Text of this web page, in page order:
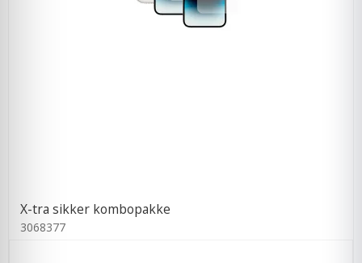
X-tra sikker kombopakke
3068377